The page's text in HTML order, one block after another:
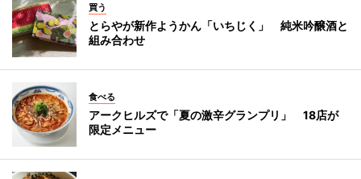
買う
とらやが新作ようかん「いちじく」 純米吟醸酒と
組み合わせ
食べる
アークヒルズで「夏の激辛グランプリ」 18店が
限定メニュー